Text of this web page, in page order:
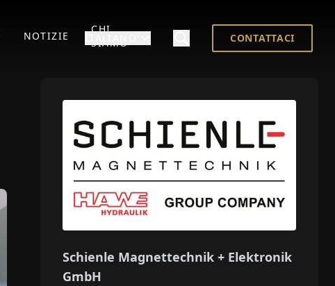
NOTIZIE
CHI
SIAMO
CONTATTACI
Schienle Magnettechnik + Elektronik
GmbH